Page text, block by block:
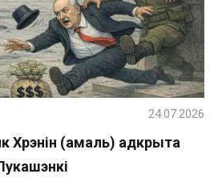
Хрэнін (амаль) адкрыта
24.07.2026